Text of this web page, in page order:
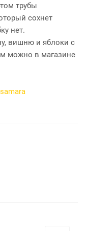
трубы
сохнет
нет.
вишню и яблоки с
можно в магазине